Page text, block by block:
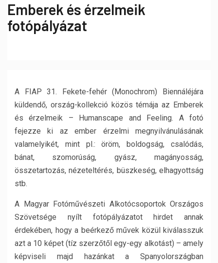
Emberek és érzelmeik
fotópályázat
A FIAP 31. Fekete-fehér (Monochrom) Biennáléjára
küldendő, ország-kollekció közös témája az Emberek
és érzelmeik – Humanscape and Feeling.
A fotó
fejezze ki az ember érzelmi megnyilvánulásának
valamelyikét, mint pl.: öröm, boldogság, csalódás,
bánat, szomorúság, gyász, magányosság,
összetartozás, nézeteltérés, büszkeség, elhagyottság
stb.
A Magyar Fotóművészeti Alkotócsoportok Országos
Szövetsége nyílt fotópályázatot hirdet annak
érdekében, hogy a beérkező művek közül kiválasszuk
azt a 10 képet (tíz szerzőtől egy-egy alkotást) – amely
képviseli majd hazánkat a Spanyolországban